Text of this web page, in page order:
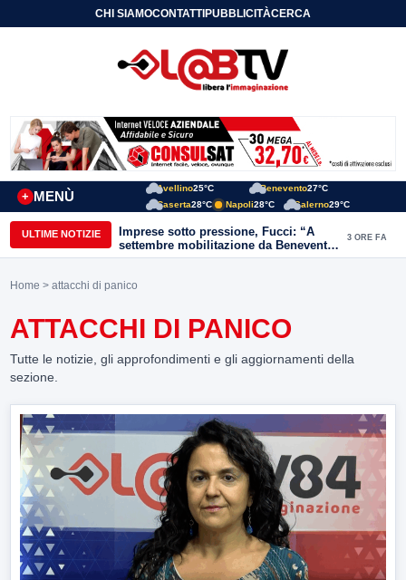
CHI SIAMOCONTATTIPUBBLICITÀCERCA
MENÙ
+
Avellino25°C Benevento27°C
Caserta28°C Napoli28°C Salerno29°C
ULTIME NOTIZIE
Imprese sotto pressione, Fucci: “A
settembre mobilitazione da Benevento
e Avellino”
3 ORE FA
Home > attacchi di panico
ATTACCHI DI PANICO
Tutte le notizie, gli approfondimenti e gli aggiornamenti della
sezione.